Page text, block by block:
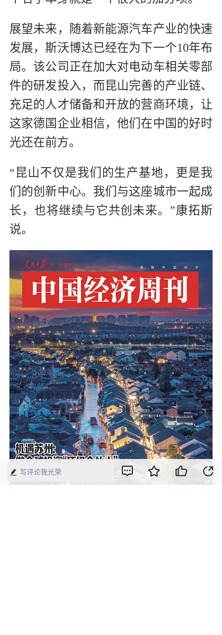
展望未来，随着新能源汽车产业的快速
发展，斯沃博达已经在为下一个10年布
局。该公司正在加大对电动车相关零部
件的研发投入，而昆山完善的产业链、
充足的人才储备和开放的营商环境，让
这家德国企业相信，他们在中国的好时
光还在前方。
“昆山不仅是我们的生产基地，更是我
们的创新中心。我们与这座城市一起成
长，也将继续与它共创未来。”康拓斯
说。
写评论我光荣